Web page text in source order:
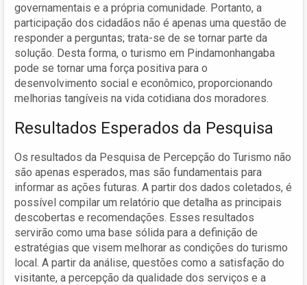
governamentais e a própria comunidade. Portanto, a
participação dos cidadãos não é apenas uma questão de
responder a perguntas; trata-se de se tornar parte da
solução. Desta forma, o turismo em Pindamonhangaba
pode se tornar uma força positiva para o
desenvolvimento social e econômico, proporcionando
melhorias tangíveis na vida cotidiana dos moradores.
Resultados Esperados da Pesquisa
Os resultados da Pesquisa de Percepção do Turismo não
são apenas esperados, mas são fundamentais para
informar as ações futuras. A partir dos dados coletados, é
possível compilar um relatório que detalha as principais
descobertas e recomendações. Esses resultados
servirão como uma base sólida para a definição de
estratégias que visem melhorar as condições do turismo
local. A partir da análise, questões como a satisfação do
visitante, a percepção da qualidade dos serviços e a